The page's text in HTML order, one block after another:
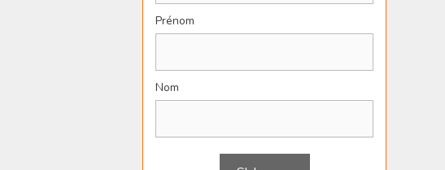
Prénom
Nom